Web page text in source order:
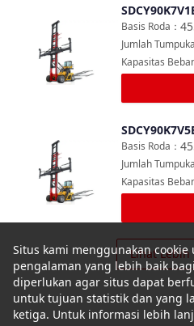
Bandingkan
Basis Roda ：
Jumlah
Kapasitas
Bandingkan
Basis Roda ：
Jumlah
Kapasitas
Lihat Lebih
Situs kami menggunakan
pengalaman yang lebih baik
diperlukan agar situs dapat
untuk tujuan statistik dan yang
ketiga. Untuk informasi lebih